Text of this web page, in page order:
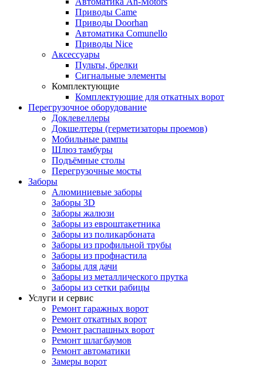
Приводы Came
Приводы Doorhan
Автоматика Comunello
Приводы Nice
Аксессуары
Пульты, брелки
Сигнальные элементы
Комплектующие
Комплектующие для откатных ворот
Перегрузочное оборудование
Доклевеллеры
Докшелтеры (герметизаторы проемов)
Мобильные рампы
Шлюз тамбуры
Подъёмные столы
Перегрузочные мосты
Заборы
Алюминиевые заборы
Заборы 3D
Заборы жалюзи
Заборы из евроштакетника
Заборы из поликарбоната
Заборы из профильной трубы
Заборы из профнастила
Заборы для дачи
Заборы из металлического прутка
Заборы из сетки рабицы
Услуги и сервис
Ремонт гаражных ворот
Ремонт откатных ворот
Ремонт распашных ворот
Ремонт шлагбаумов
Ремонт автоматики
Замеры ворот